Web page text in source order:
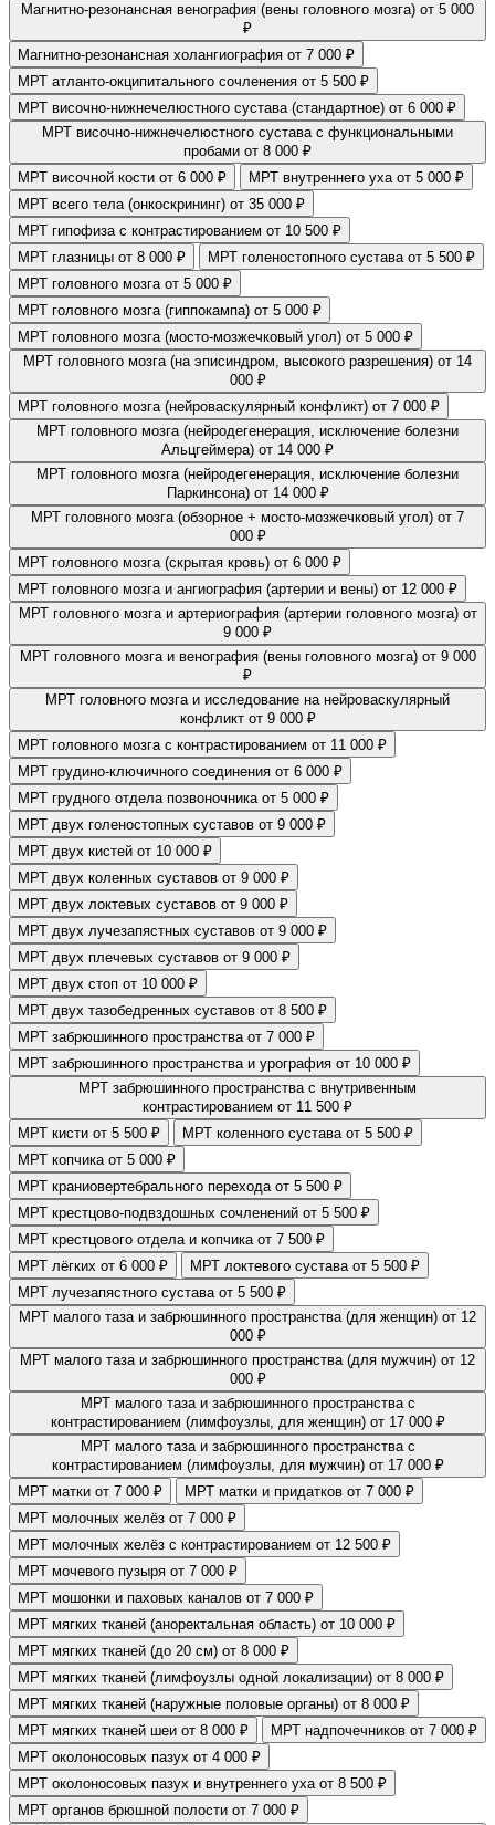
Магнитно-резонансная венография (вены головного мозга) от 5 000
₽
Магнитно-резонансная холангиография от 7 000 ₽
МРТ атланто-окципитального сочленения от 5 500 ₽
МРТ височно-нижнечелюстного сустава (стандартное) от 6 000 ₽
МРТ височно-нижнечелюстного сустава с функциональными
пробами от 8 000 ₽
МРТ височной кости от 6 000 ₽ МРТ внутреннего уха от 5 000 ₽
МРТ всего тела (онкоскрининг) от 35 000 ₽
МРТ гипофиза с контрастированием от 10 500 ₽
МРТ глазницы от 8 000 ₽ МРТ голеностопного сустава от 5 500 ₽
МРТ головного мозга от 5 000 ₽
МРТ головного мозга (гиппокампа) от 5 000 ₽
МРТ головного мозга (мосто-мозжечковый угол) от 5 000 ₽
МРТ головного мозга (на эписиндром, высокого разрешения) от 14
000 ₽
МРТ головного мозга (нейроваскулярный конфликт) от 7 000 ₽
МРТ головного мозга (нейродегенерация, исключение болезни
Альцгеймера) от 14 000 ₽
МРТ головного мозга (нейродегенерация, исключение болезни
Паркинсона) от 14 000 ₽
МРТ головного мозга (обзорное + мосто-мозжечковый угол) от 7
000 ₽
МРТ головного мозга (скрытая кровь) от 6 000 ₽
МРТ головного мозга и ангиография (артерии и вены) от 12 000 ₽
МРТ головного мозга и артериография (артерии головного мозга) от
9 000 ₽
МРТ головного мозга и венография (вены головного мозга) от 9 000
₽
МРТ головного мозга и исследование на нейроваскулярный
конфликт от 9 000 ₽
МРТ головного мозга с контрастированием от 11 000 ₽
МРТ грудино-ключичного соединения от 6 000 ₽
МРТ грудного отдела позвоночника от 5 000 ₽
МРТ двух голеностопных суставов от 9 000 ₽
МРТ двух кистей от 10 000 ₽
МРТ двух коленных суставов от 9 000 ₽
МРТ двух локтевых суставов от 9 000 ₽
МРТ двух лучезапястных суставов от 9 000 ₽
МРТ двух плечевых суставов от 9 000 ₽
МРТ двух стоп от 10 000 ₽
МРТ двух тазобедренных суставов от 8 500 ₽
МРТ забрюшинного пространства от 7 000 ₽
МРТ забрюшинного пространства и урография от 10 000 ₽
МРТ забрюшинного пространства с внутривенным
контрастированием от 11 500 ₽
МРТ кисти от 5 500 ₽ МРТ коленного сустава от 5 500 ₽
МРТ копчика от 5 000 ₽
МРТ краниовертебрального перехода от 5 500 ₽
МРТ крестцово-подвздошных сочленений от 5 500 ₽
МРТ крестцового отдела и копчика от 7 500 ₽
МРТ лёгких от 6 000 ₽ МРТ локтевого сустава от 5 500 ₽
МРТ лучезапястного сустава от 5 500 ₽
МРТ малого таза и забрюшинного пространства (для женщин) от 12
000 ₽
МРТ малого таза и забрюшинного пространства (для мужчин) от 12
000 ₽
МРТ малого таза и забрюшинного пространства с
контрастированием (лимфоузлы, для женщин) от 17 000 ₽
МРТ малого таза и забрюшинного пространства с
контрастированием (лимфоузлы, для мужчин) от 17 000 ₽
МРТ матки от 7 000 ₽ МРТ матки и придатков от 7 000 ₽
МРТ молочных желёз от 7 000 ₽
МРТ молочных желёз с контрастированием от 12 500 ₽
МРТ мочевого пузыря от 7 000 ₽
МРТ мошонки и паховых каналов от 7 000 ₽
МРТ мягких тканей (аноректальная область) от 10 000 ₽
МРТ мягких тканей (до 20 см) от 8 000 ₽
МРТ мягких тканей (лимфоузлы одной локализации) от 8 000 ₽
МРТ мягких тканей (наружные половые органы) от 8 000 ₽
МРТ мягких тканей шеи от 8 000 ₽ МРТ надпочечников от 7 000 ₽
МРТ околоносовых пазух от 4 000 ₽
МРТ околоносовых пазух и внутреннего уха от 8 500 ₽
МРТ органов брюшной полости от 7 000 ₽